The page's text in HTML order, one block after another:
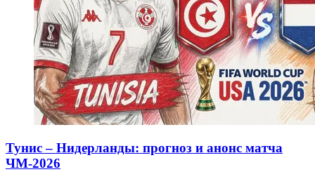
Тунис – Нидерланды: прогноз и анонс матча
ЧМ-2026